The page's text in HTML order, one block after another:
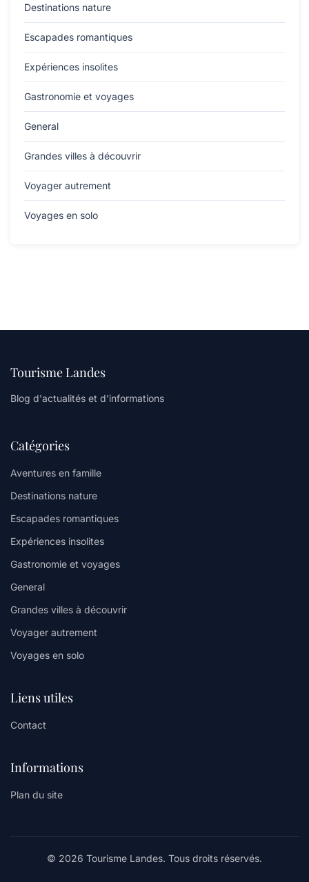
Destinations nature
Escapades romantiques
Expériences insolites
Gastronomie et voyages
General
Grandes villes à découvrir
Voyager autrement
Voyages en solo
Tourisme Landes
Blog d'actualités et d'informations
Catégories
Aventures en famille
Destinations nature
Escapades romantiques
Expériences insolites
Gastronomie et voyages
General
Grandes villes à découvrir
Voyager autrement
Voyages en solo
Liens utiles
Contact
Informations
Plan du site
© 2026 Tourisme Landes. Tous droits réservés.